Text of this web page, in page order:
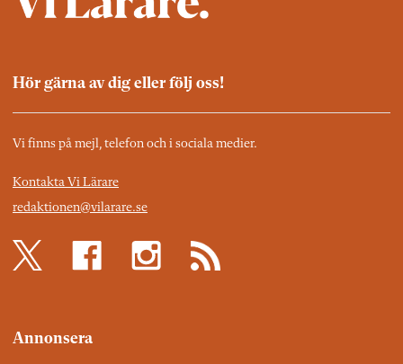
Hör gärna av dig eller följ oss!
Vi finns på mejl, telefon och i sociala medier.
Kontakta Vi Lärare
redaktionen@vilarare.se
Annonsera